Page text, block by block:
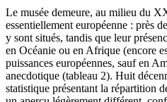
Le musée demeure, au milieu du
essentiellement européenne : près
y sont situés, tandis que leur
en Océanie ou en Afrique (encore
puissances européennes, sauf en
anecdotique (tableau 2). Huit
statistique présentant la répartition